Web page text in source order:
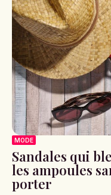
MODE
Sandales qui
les ampoules
porter